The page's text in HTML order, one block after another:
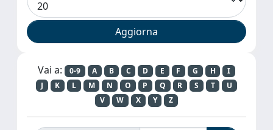
Vai a: 0-9 A B C D E F G H
I
J
K L M N O P Q R S T
U
V
W X Y Z